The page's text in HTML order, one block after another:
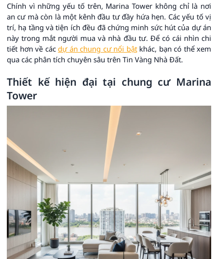
Chính vì những yếu tố trên, Marina Tower không chỉ là nơi
an cư mà còn là một kênh đầu tư đầy hứa hẹn. Các yếu tố vị
trí, hạ tầng và tiện ích đều đã chứng minh sức hút của dự án
này trong mắt người mua và nhà đầu tư. Để có cái nhìn chi
tiết hơn về các dự án chung cư nổi bậtkhác, bạn có thể xem
qua các phân tích chuyên sâu trên Tin Vàng Nhà Đất.
Thiết kế hiện đại tại chung cư Marina
Tower